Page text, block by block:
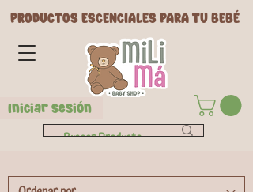
PRODUCTOS ESCENCIALES PARA TU BEBÉ
Iniciar Sesión